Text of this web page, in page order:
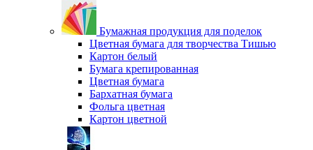
Бумажная продукция для поделок
Цветная бумага для творчества Тишью
Картон белый
Бумага крепированная
Цветная бумага
Бархатная бумага
Фольга цветная
Картон цветной